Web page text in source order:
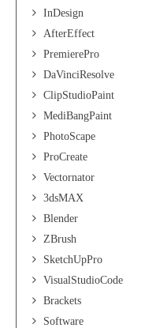
InDesign
AfterEffect
PremierePro
DaVinciResolve
ClipStudioPaint
MediBangPaint
PhotoScape
ProCreate
Vectornator
3dsMAX
Blender
ZBrush
SketchUpPro
VisualStudioCode
Brackets
Software